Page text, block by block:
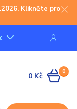
Klikněte pro
0
0 Kč